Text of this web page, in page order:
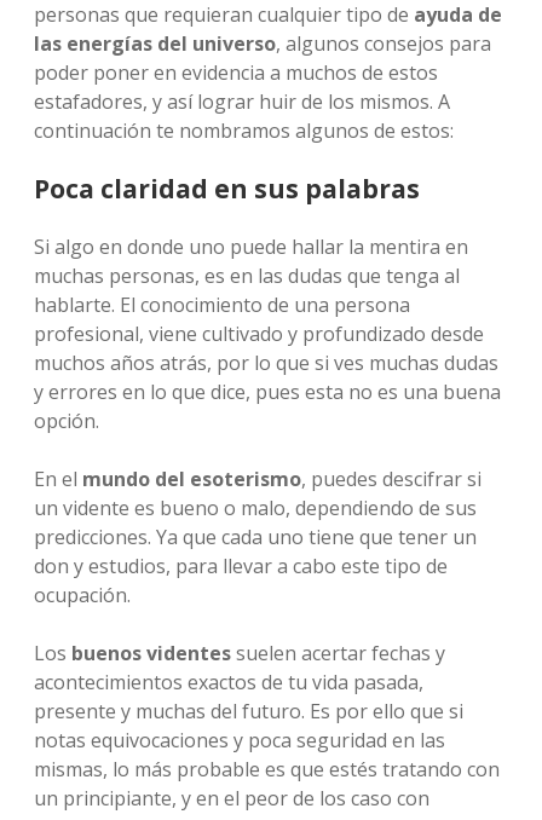
personas que requieran cualquier tipo de ayuda de
las energías del universo, algunos consejos para
poder poner en evidencia a muchos de estos
estafadores, y así lograr huir de los mismos. A
continuación te nombramos algunos de estos:
Poca claridad en sus palabras
Si algo en donde uno puede hallar la mentira en
muchas personas, es en las dudas que tenga al
hablarte. El conocimiento de una persona
profesional, viene cultivado y profundizado desde
muchos años atrás, por lo que si ves muchas dudas
y errores en lo que dice, pues esta no es una buena
opción.
En el mundo del esoterismo, puedes descifrar si
un vidente es bueno o malo, dependiendo de sus
predicciones. Ya que cada uno tiene que tener un
don y estudios, para llevar a cabo este tipo de
ocupación.
Los buenos videntessuelen acertar fechas y
acontecimientos exactos de tu vida pasada,
presente y muchas del futuro. Es por ello que si
notas equivocaciones y poca seguridad en las
mismas, lo más probable es que estés tratando con
un principiante, y en el peor de los caso con